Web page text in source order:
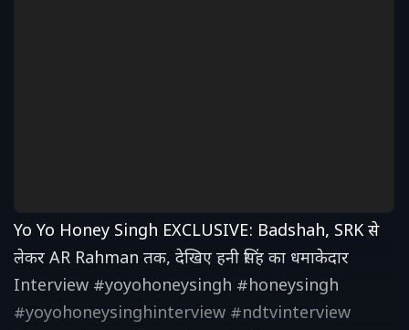
Yo Yo Honey Singh EXCLUSIVE: Badshah, SRK से
लेकर AR Rahman तक, देखिए हनी सिंह का धमाकेदार
Interview #yoyohoneysingh #honeysingh
#yoyohoneysinghinterview #ndtvinterview